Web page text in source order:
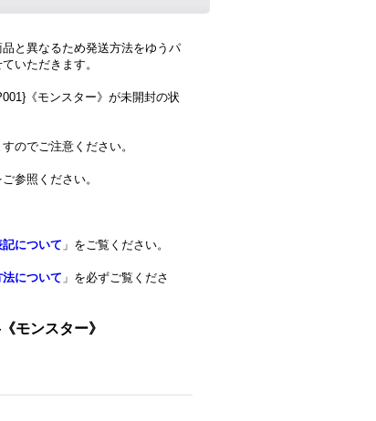
と異なるため発送方法をゆうパ
いただきます。
《モンスター》が未開封の状
のでご注意ください。
参照ください。
について 」をご覧ください。
について 」を必ずご覧くださ
モンスター》